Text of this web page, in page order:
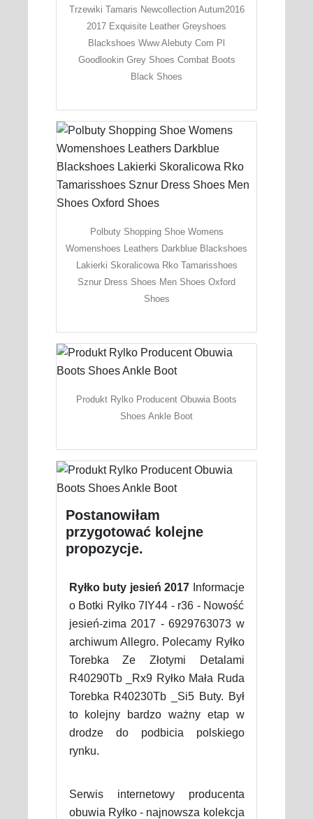
Trzewiki Tamaris Newcollection Autum2016
2017 Exquisite Leather Greyshoes
Blackshoes Www Alebuty Com Pl
Goodlookin Grey Shoes Combat Boots
Black Shoes
Polbuty Shopping Shoe Womens
Womenshoes Leathers Darkblue Blackshoes
Lakierki Skoralicowa Rko Tamarisshoes
Sznur Dress Shoes Men Shoes Oxford
Shoes
Produkt Rylko Producent Obuwia Boots
Shoes Ankle Boot
Postanowiłam
przygotować kolejne
propozycje.
Ryłko buty jesień 2017 Informacje
o Botki Ryłko 7IY44 - r36 - Nowość
jesień-zima 2017 - 6929763073 w
archiwum Allegro. Polecamy Ryłko
Torebka Ze Złotymi Detalami
R40290Tb _Rx9 Ryłko Mała Ruda
Torebka R40230Tb _Si5 Buty. Był
to kolejny bardzo ważny etap w
drodze do podbicia polskiego
rynku.
Serwis internetowy producenta
obuwia Ryłko - najnowsza kolekcja